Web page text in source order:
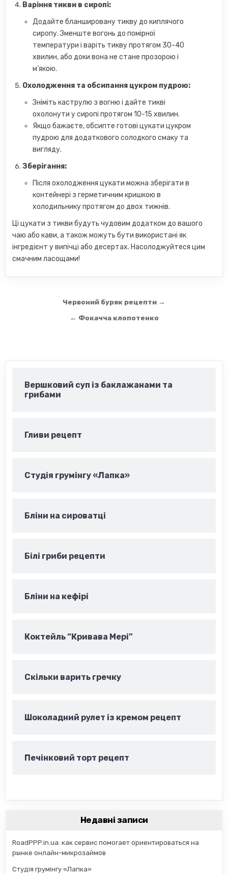
Варіння тикви в сиропі:
Додайте бланшировану тикву до киплячого
сиропу. Зменште вогонь до помірної
температури і варіть тикву протягом 30-40
хвилин, або доки вона не стане прозорою і
м’якою.
Охолодження та обсипання цукром пудрою:
Зніміть каструлю з вогню і дайте тикві
охолонути у сиропі протягом 10-15 хвилин.
Якщо бажаєте, обсипте готові цукати цукром
пудрою для додаткового солодкого смаку та
вигляду.
Зберігання:
Після охолодження цукати можна зберігати в
контейнері з герметичним кришкою в
холодильнику протягом до двох тижнів.
Ці цукати з тикви будуть чудовим додатком до вашого
чаю або кави, а також можуть бути використані як
інгредієнт у випічці або десертах. Насолоджуйтеся цим
смачним ласощами!
НавігаціяЧервоний буряк рецепти →
← Фокачча клопотенко
Вершковий суп із баклажанами та
грибами
Гливи рецепт
Студія грумінгу «Лапка»
Бліни на сироватці
Білі гриби рецепти
Бліни на кефірі
Коктейль “Кривава Мері”
Скільки варить гречку
Шоколадний рулет із кремом рецепт
Печінковий торт рецепт
Недавні записи
RoadPPP.in.ua: как сервис помогает ориентироваться на
рынке онлайн-микрозаймов
Студія грумінгу «Лапка»